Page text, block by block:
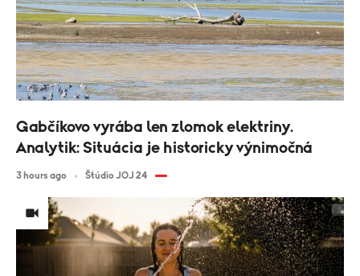
Gabčíkovo vyrába len zlomok elektriny.
Analytik: Situácia je historicky výnimočná
3 hours ago Štúdio JOJ 24